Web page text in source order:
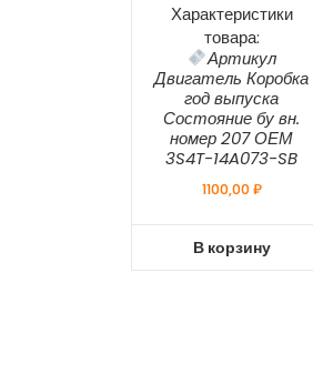
Характеристики
товара:
Артикул
Двигатель Коробка
год выпуска
Состояние бу вн.
номер 207 ОЕМ
3S4T-14A073-SB
1100,00₽
В корзину